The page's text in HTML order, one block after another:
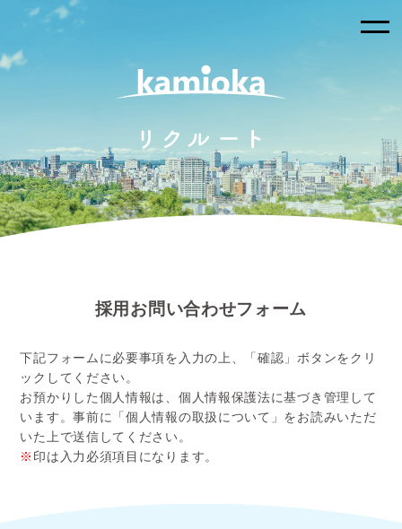
採⽤お問い合わせフォーム
下記フォームに必要事項を入力の上、「確認」ボタンをクリ
ックしてください。
お預かりした個人情報は、個人情報保護法に基づき管理して
います。事前に「個人情報の取扱について」をお読みいただ
いた上で送信してください。
※ 印は入力必須項目になります。